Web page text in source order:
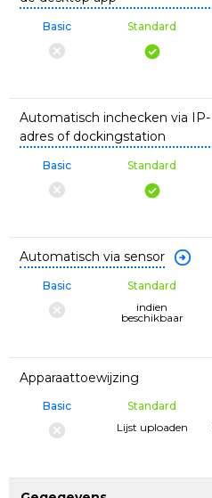
Basic Standard
Automatisch inchecken via IP-
adres of dockingstation
Basic Standard
Automatisch via sensor
Basic
Standard
indien
beschikbaar
Apparaattoewijzing
Basic
Standard
Lijst uploaden